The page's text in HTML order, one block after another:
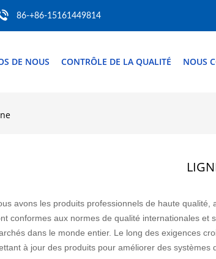
86-+86-15161449814
DE NOUS CONTRÔLE DE LA QUALITÉ NOUS
avons les produits professionnels de haute
conformes aux normes de qualité internationales
dans le monde entier. Le long des exigences
à jour des produits pour améliorer des systèmes